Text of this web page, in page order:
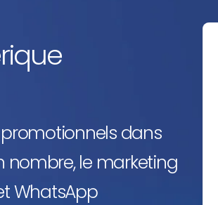
dans
nombre, le marketing
WhatsApp